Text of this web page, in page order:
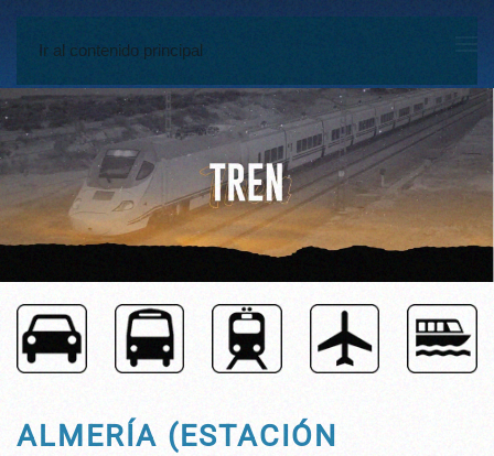
Ir al contenido principal
ALMERÍA (ESTACIÓN